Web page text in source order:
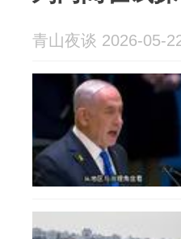
青山夜谈 2026-05-